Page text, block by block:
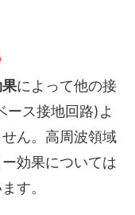
果によって他の接
ース接地回路)よ
ん。高周波領域
効果については
す。